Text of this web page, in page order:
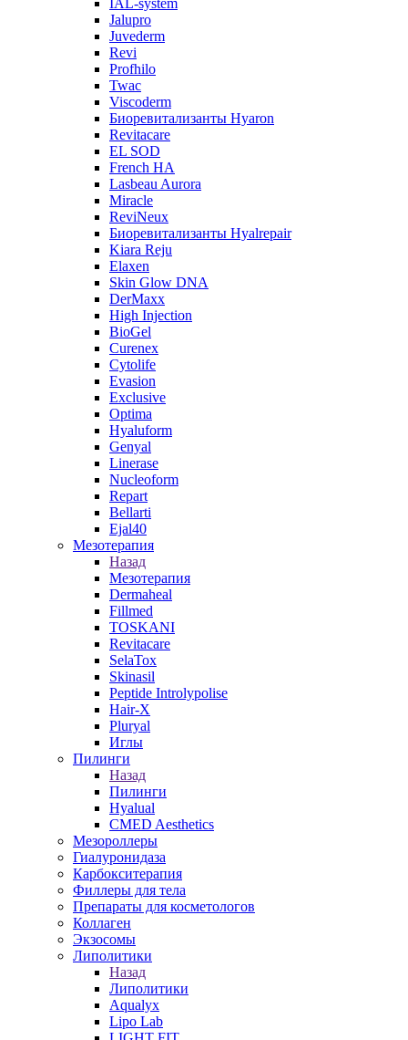
IAL-system
Jalupro
Juvederm
Revi
Profhilo
Twac
Viscoderm
Биоревитализанты Hyaron
Revitacare
EL SOD
French HA
Lasbeau Aurora
Miracle
ReviNeux
Биоревитализанты Hyalrepair
Kiara Reju
Elaxen
Skin Glow DNA
DerMaxx
High Injection
BioGel
Curenex
Cytolife
Evasion
Exclusive
Optima
Hyaluform
Genyal
Linerase
Nucleoform
Repart
Bellarti
Ejal40
Мезотерапия
Назад
Мезотерапия
Dermaheal
Fillmed
TOSKANI
Revitacare
SelaTox
Skinasil
Peptide Introlypolise
Hair-X
Pluryal
Иглы
Пилинги
Назад
Пилинги
Hyalual
CMED Aesthetics
Мезороллеры
Гиалуронидаза
Карбокситерапия
Филлеры для тела
Препараты для косметологов
Коллаген
Экзосомы
Липолитики
Назад
Липолитики
Aqualyx
Lipo Lab